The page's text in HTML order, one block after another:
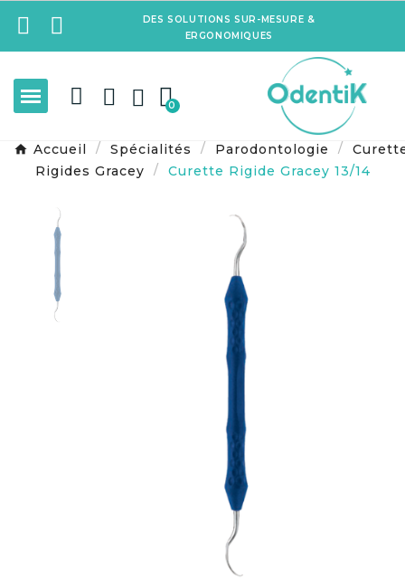
DES SOLUTIONS SUR-MESURE &
ERGONOMIQUES
Accueil Spécialités Parodontologie
Rigides Gracey
Curette Rigide Gracey 13/14